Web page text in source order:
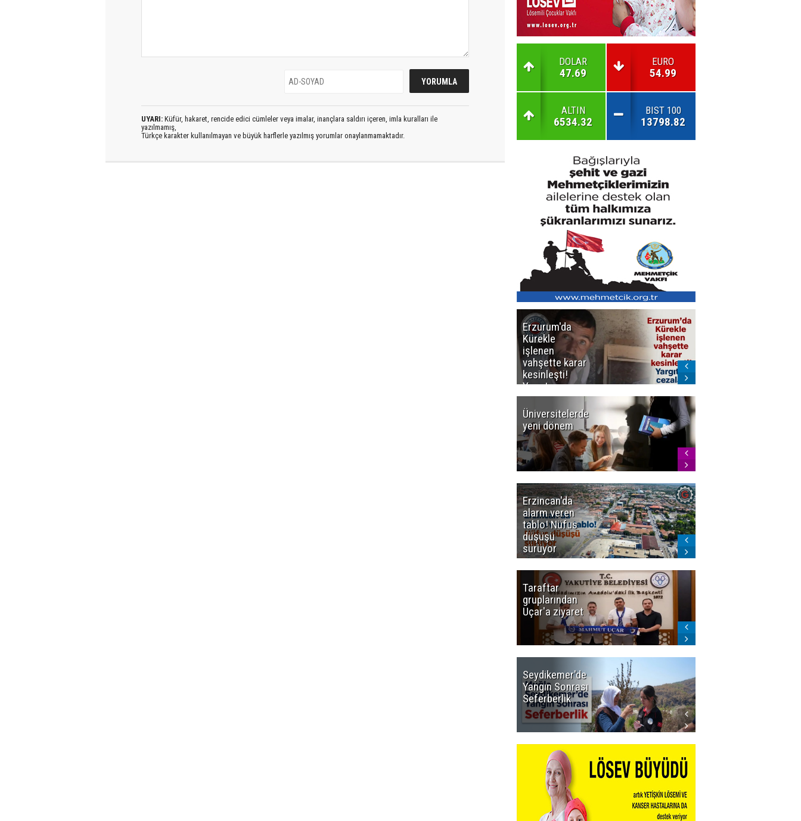
UYARI: Küfür, hakaret, rencide edici cümleler veya imalar, inançlara saldırı içeren, imla kuralları ile
yazılmamış,
Türkçe karakter kullanılmayan ve büyük harflerle yazılmış yorumlar onaylanmamaktadır.
DOLAR
47.69
EURO
54.99
ALTIN
6534.32
BIST 100
13798.82
Erzurum'da
Kürekle
işlenen
vahşette karar
kesinleşti!
Yargıtay
cezaları onadı
Üniversitelerde
yeni dönem
Erzincan'da
alarm veren
tablo! Nüfus
düşüşü
sürüyor
Taraftar
gruplarından
Uçar'a ziyaret
Seydikemer'de
Yangın Sonrası
Seferberlik